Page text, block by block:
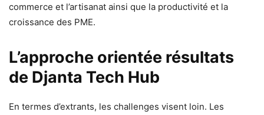
commerce et l’artisanat ainsi que la productivité et la
croissance des PME.
L’approche orientée résultats
de Djanta Tech Hub
En termes d’extrants, les challenges visent loin. Les